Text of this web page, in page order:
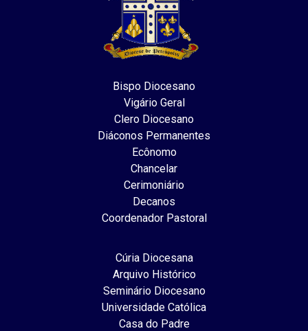
Bispo Diocesano
Vigário Geral
Clero Diocesano
Diáconos Permanentes
Ecônomo
Chancelar
Cerimoniário
Decanos
Coordenador Pastoral
Cúria Diocesana
Arquivo Histórico
Seminário Diocesano
Universidade Católica
Casa do Padre